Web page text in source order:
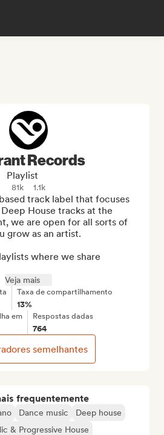
frequentemente
Dance music
Deep house
& Progressive House
Records
Playlist
81k 1.1k
track label that focuses
House tracks at the
we are open for all sorts of
grow as an artist.
where we share
Veja mais
Taxa de compartilhamento
13%
em Respostas dadas
764
semelhantes